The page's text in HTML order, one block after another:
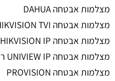
מצלמות אבטחה DAHUA
מצלמות אבטחה HIKVISION TVI
מצלמות אבטחה HIKVISION IP רשת
מצלמות אבטחה UNIVIEW IP רשת
מצלמות אבטחה PROVISION